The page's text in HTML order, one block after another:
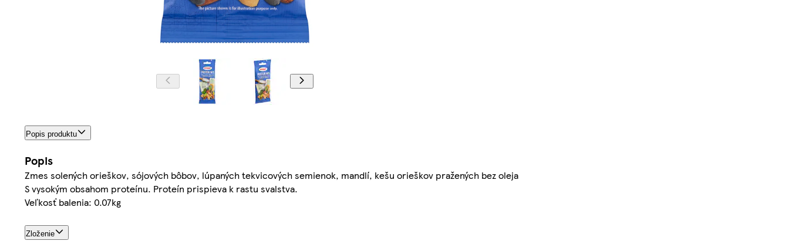
Popis produktu
Popis
Zmes solených orieškov, sójových bôbov, lúpaných tekvicových semienok, mandlí, kešu orieškov pražených bez oleja
S vysokým obsahom proteínu. Proteín prispieva k rastu svalstva.
Veľkosť balenia: 0.07kg
Zloženie